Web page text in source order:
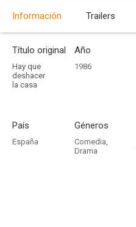
Información Trailers
Título original
Hay que
deshacer
la casa
Año
1986
País
España
Géneros
Comedia,
Drama